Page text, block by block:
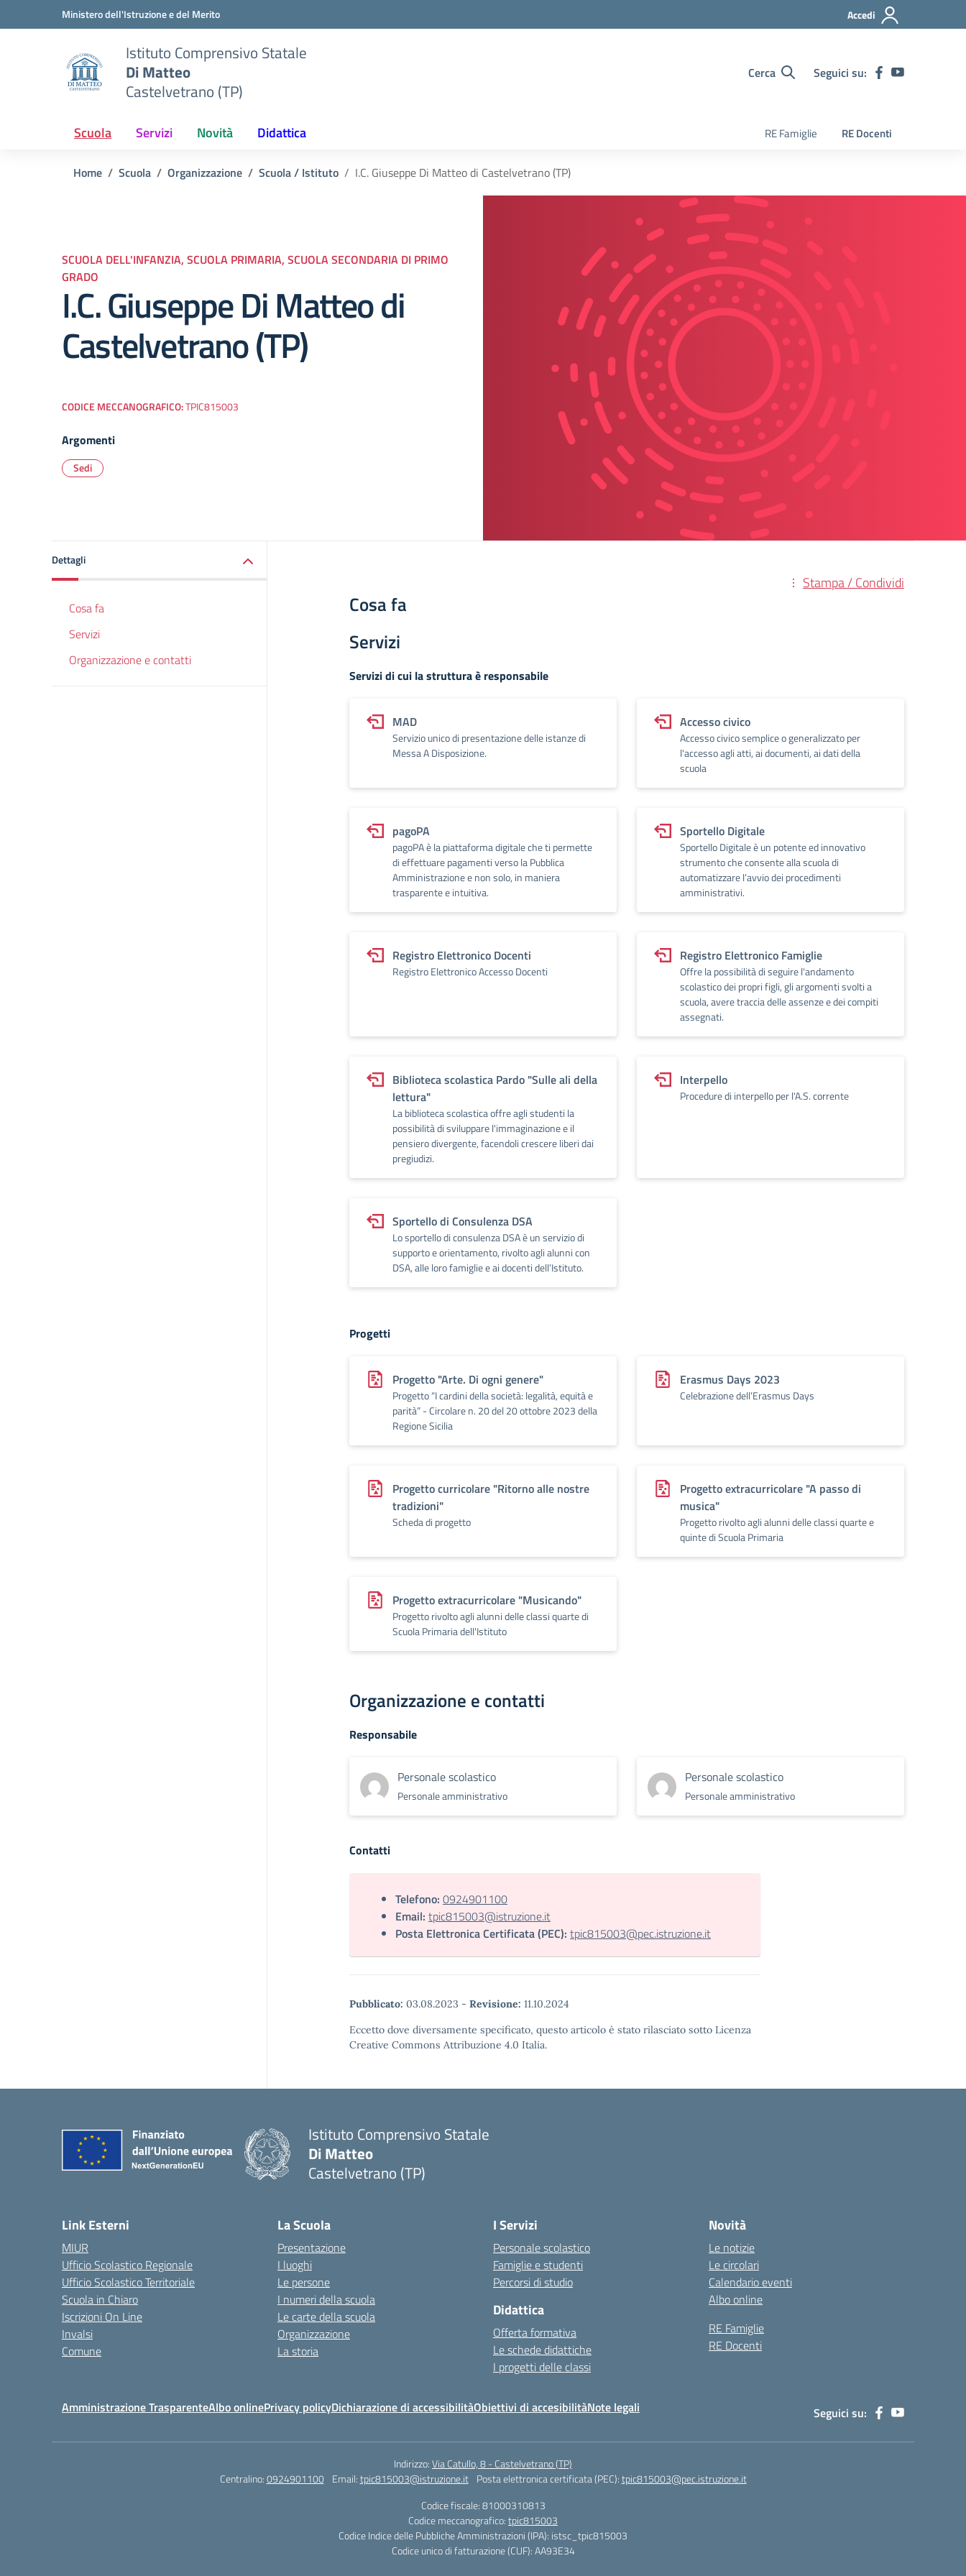
Vai ai contenuti
Vai al menu di navigazioneMinistero dell'Istruzione e del Merito Accedi
Istituto Comprensivo Statale
Di Matteo
Castelvetrano (TP)
Cerca Seguici su:
Scuola Servizi Novità Didattica RE Famiglie RE Docenti
Home Scuola Organizzazione Scuola / Istituto I.C. Giuseppe Di Matteo di Castelvetrano (TP)
SCUOLA DELL'INFANZIA, SCUOLA PRIMARIA, SCUOLA SECONDARIA DI PRIMO
GRADO
I.C. Giuseppe Di Matteo di
Castelvetrano (TP)
CODICE MECCANOGRAFICO:TPIC815003
Argomenti
Sedi
Dettagli
Cosa fa
Servizi
Organizzazione e contatti
Stampa / Condividi
Cosa fa
Servizi
Servizi di cui la struttura è responsabile
MAD
Servizio unico di presentazione delle istanze di
Messa A Disposizione.
Accesso civico
Accesso civico semplice o generalizzato per
l'accesso agli atti, ai documenti, ai dati della
scuola
pagoPA
pagoPA è la piattaforma digitale che ti permette
di effettuare pagamenti verso la Pubblica
Amministrazione e non solo, in maniera
trasparente e intuitiva.
Sportello Digitale
Sportello Digitale è un potente ed innovativo
strumento che consente alla scuola di
automatizzare l’avvio dei procedimenti
amministrativi.
Registro Elettronico Docenti
Registro Elettronico Accesso Docenti
Registro Elettronico Famiglie
Offre la possibilità di seguire l'andamento
scolastico dei propri figli, gli argomenti svolti a
scuola, avere traccia delle assenze e dei compiti
assegnati.
Biblioteca scolastica Pardo "Sulle ali della
lettura"
La biblioteca scolastica offre agli studenti la
possibilità di sviluppare l'immaginazione e il
pensiero divergente, facendoli crescere liberi dai
pregiudizi.
Interpello
Procedure di interpello per l'A.S. corrente
Sportello di Consulenza DSA
Lo sportello di consulenza DSA è un servizio di
supporto e orientamento, rivolto agli alunni con
DSA, alle loro famiglie e ai docenti dell’Istituto.
Progetti
Progetto "Arte. Di ogni genere"
Progetto “I cardini della società: legalità, equità e
parità” - Circolare n. 20 del 20 ottobre 2023 della
Regione Sicilia
Erasmus Days 2023
Celebrazione dell’Erasmus Days
Progetto curricolare "Ritorno alle nostre
tradizioni"
Scheda di progetto
Progetto extracurricolare "A passo di
musica"
Progetto rivolto agli alunni delle classi quarte e
quinte di Scuola Primaria
Progetto extracurricolare "Musicando"
Progetto rivolto agli alunni delle classi quarte di
Scuola Primaria dell'Istituto
Organizzazione e contatti
Responsabile
Personale scolastico
Personale amministrativo
Personale scolastico
Personale amministrativo
Contatti
Telefono: 0924901100
Email: tpic815003@istruzione.it
Posta Elettronica Certificata (PEC): tpic815003@pec.istruzione.it
Pubblicato: 03.08.2023 - Revisione: 11.10.2024
Eccetto dove diversamente specificato, questo articolo è stato rilasciato sotto Licenza
Creative Commons Attribuzione 4.0 Italia.
Istituto Comprensivo Statale
Di Matteo
Castelvetrano (TP)
Link Esterni
MIUR
Ufficio Scolastico Regionale
Ufficio Scolastico Territoriale
Scuola in Chiaro
Iscrizioni On Line
Invalsi
Comune
La Scuola
Presentazione
I luoghi
Le persone
I numeri della scuola
Le carte della scuola
Organizzazione
La storia
I Servizi
Personale scolastico
Famiglie e studenti
Percorsi di studio
Didattica
Offerta formativa
Le schede didattiche
I progetti delle classi
Novità
Le notizie
Le circolari
Calendario eventi
Albo online
RE Famiglie
RE Docenti
Amministrazione TrasparenteAlbo onlinePrivacy policyDichiarazione di accessibilitàObiettivi di accesibilitàNote legali Seguici su:
Indirizzo:Via Catullo, 8 - Castelvetrano (TP)
Centralino:0924901100 Email:tpic815003@istruzione.it Posta elettronica certificata (PEC):tpic815003@pec.istruzione.it
Codice fiscale: 81000310813
Codice meccanografico:tpic815003
Codice Indice delle Pubbliche Amministrazioni (IPA): istsc_tpic815003
Codice unico di fatturazione (CUF): AA93E34